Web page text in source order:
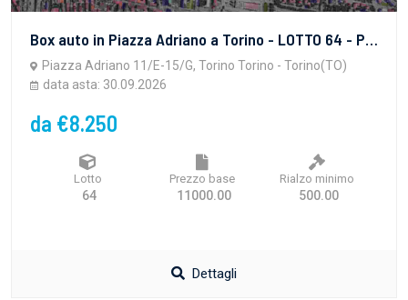
Box auto in Piazza Adriano a Torino - LOTTO 64 - PROPRIETA' SUPERFICIARIA - vendita telematica sulla piattaforma www.gobidreal.it n.32627.64
Piazza Adriano 11/E-15/G, Torino Torino - Torino(TO)
data asta: 30.09.2026
da €8.250
Lotto
64
Prezzo base
11000.00
Rialzo minimo
500.00
Dettagli